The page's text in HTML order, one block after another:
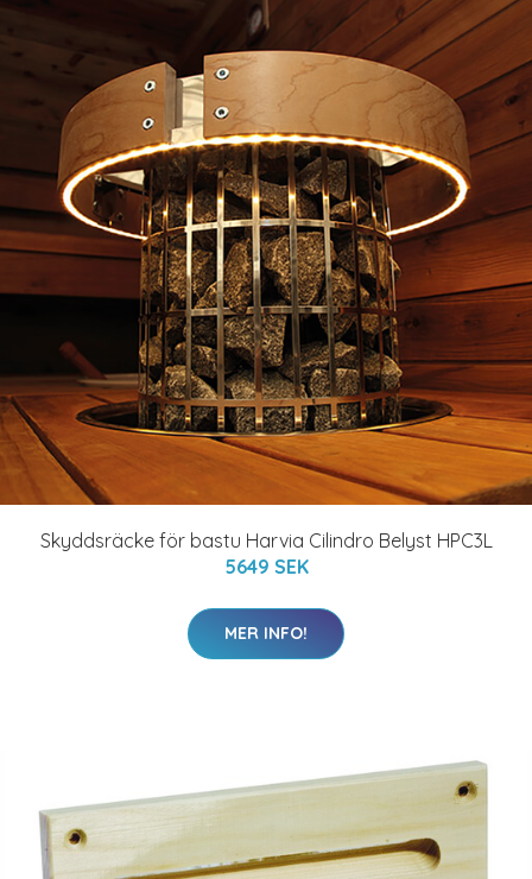
Skyddsräcke för bastu Harvia Cilindro Belyst HPC3L
5649 SEK
MER INFO!